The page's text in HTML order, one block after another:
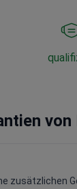
von
zusätzlichen